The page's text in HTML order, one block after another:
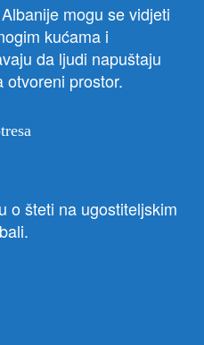
mogu se vidjeti
kućama i
da ljudi napuštaju
otvoreni prostor.
o šteti na ugostiteljskim